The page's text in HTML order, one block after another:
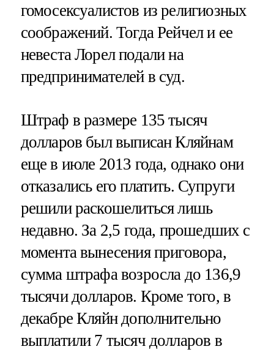
гомосексуалистов из религиозных
соображений. Тогда Рейчел и ее
невеста Лорел подали на
предпринимателей в суд.
Штраф в размере 135 тысяч
долларов был выписан Кляйнам
еще в июле 2013 года, однако они
отказались его платить. Супруги
решили раскошелиться лишь
недавно. За 2,5 года, прошедших с
момента вынесения приговора,
сумма штрафа возросла до 136,9
тысячи долларов. Кроме того, в
декабре Кляйн дополнительно
выплатили 7 тысяч долларов в